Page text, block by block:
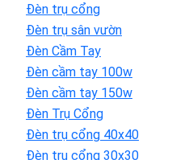
Đèn trụ cổng
Đèn trụ sân vườn
Đèn Cầm Tay
Đèn cầm tay 100w
Đèn cầm tay 150w
Đèn Trụ Cổng
Đèn trụ cổng 40x40
Đèn trụ cổng 30x30